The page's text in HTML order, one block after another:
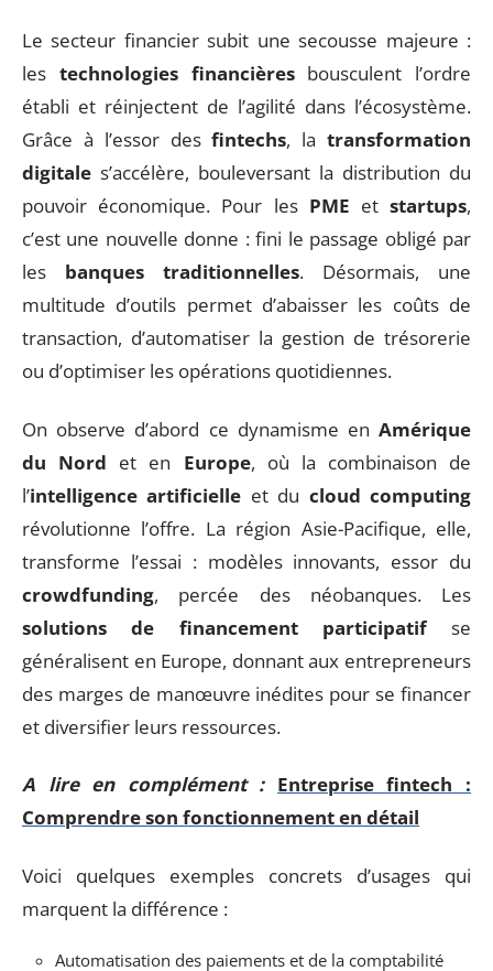
Le secteur financier subit une secousse majeure :
les technologies financièresbousculent l’ordre
établi et réinjectent de l’agilité dans l’écosystème.
Grâce à l’essor desfintechs, latransformation
digitale s’accélère, bouleversant la distribution du
pouvoir économique. Pour les PME etstartups,
c’est une nouvelle donne : fini le passage obligé par
les banques traditionnelles. Désormais, une
multitude d’outils permet d’abaisser les coûts de
transaction, d’automatiser la gestion de trésorerie
ou d’optimiser les opérations quotidiennes.
On observe d’abord ce dynamisme en Amérique
du Nord et en Europe, où la combinaison de
l’intelligence artificielle et du cloud computing
révolutionne l’offre. La région Asie-Pacifique, elle,
transforme l’essai : modèles innovants, essor du
crowdfunding, percée des néobanques. Les
solutions de financement participatifse
généralisent en Europe, donnant aux entrepreneurs
des marges de manœuvre inédites pour se financer
et diversifier leurs ressources.
A lire en complément : Entreprise fintech :
Comprendre son fonctionnement en détail
Voici quelques exemples concrets d’usages qui
marquent la différence :
Automatisation des paiements et de la comptabilité